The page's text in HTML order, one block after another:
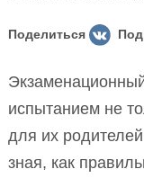
Поделиться
испытанием не
для их
зная, как